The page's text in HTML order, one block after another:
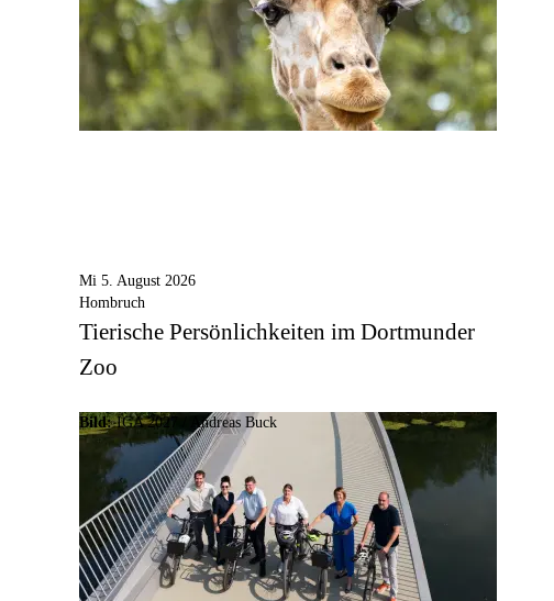
Mi 5. August 2026
Hombruch
Tierische Persönlichkeiten im Dortmunder
Zoo
Bild: IGA 2027 / Andreas Buck